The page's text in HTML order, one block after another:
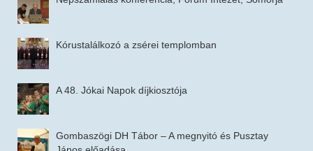
Kórustalálkozó a zsérei templomban
A 48. Jókai Napok díjkiosztója
Gombaszögi DH Tábor – A megnyitó és Pusztay